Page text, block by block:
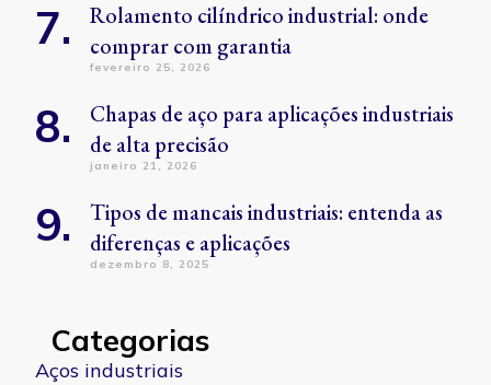
Rolamento cilíndrico industrial: onde
comprar com garantia
fevereiro 25, 2026
Chapas de aço para aplicações industriais
de alta precisão
janeiro 21, 2026
Tipos de mancais industriais: entenda as
diferenças e aplicações
dezembro 8, 2025
Categorias
Aços industriais